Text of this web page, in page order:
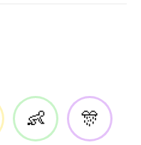
👶 🎊